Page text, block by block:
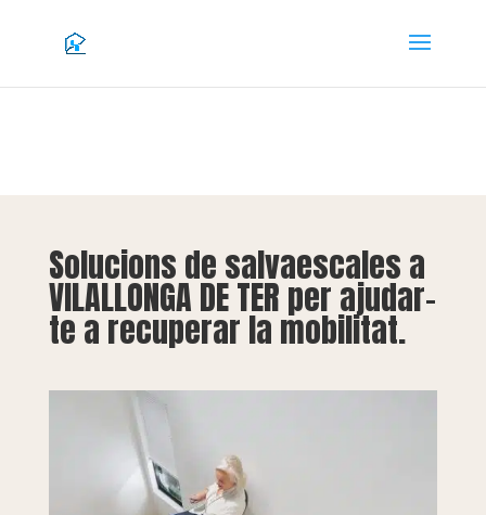
Solucions de salvaescales a
VILALLONGA DE TER per ajudar-
te a recuperar la mobilitat.